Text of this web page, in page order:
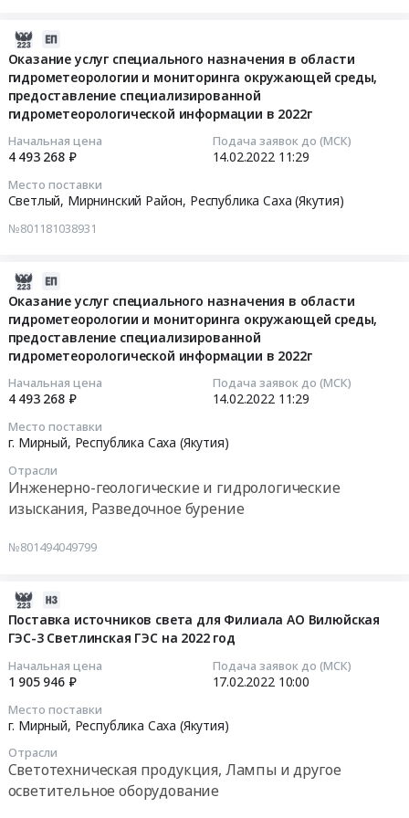
33
3
Оказание услуг специального назначения в области
гидрометеорологии и мониторинга окружающей среды,
предоставление специализированной
гидрометеорологической информации в 2022г
Начальная цена
4 493 268 ₽
Подача заявок до (МСК)
14.02.2022 11:29
Место поставки
Светлый, Мирнинский Район, Республика Саха (Якутия)
№801181038931
Оказание услуг специального назначения в области
гидрометеорологии и мониторинга окружающей среды,
предоставление специализированной
гидрометеорологической информации в 2022г
Начальная цена
4 493 268 ₽
Подача заявок до (МСК)
14.02.2022 11:29
Место поставки
г. Мирный, Республика Саха (Якутия)
Отрасли
Инженерно-геологические и гидрологические
изыскания, Разведочное бурение
№801494049799
Поставка источников света для Филиала АО Вилюйская
ГЭС-3 Светлинская ГЭС на 2022 год
Начальная цена
1 905 946 ₽
Подача заявок до (МСК)
17.02.2022 10:00
Место поставки
г. Мирный, Республика Саха (Якутия)
Отрасли
Светотехническая продукция, Лампы и другое
осветительное оборудование